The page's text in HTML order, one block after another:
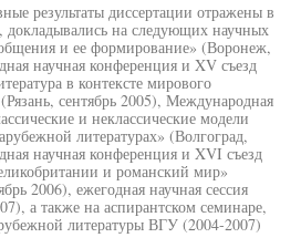
результаты диссертации отражены в
докладывались на следующих научных
и ее формирование» (Воронеж,
научная конференция и XV съезд
в контексте мирового
сентябрь 2005), Международная
и неклассические модели
литературах» (Волгоград,
научная конференция и XVI съезд
и романский мир»
2006), ежегодная научная сессия
а также на аспирантском семинаре,
литературы ВГУ (2004-2007)